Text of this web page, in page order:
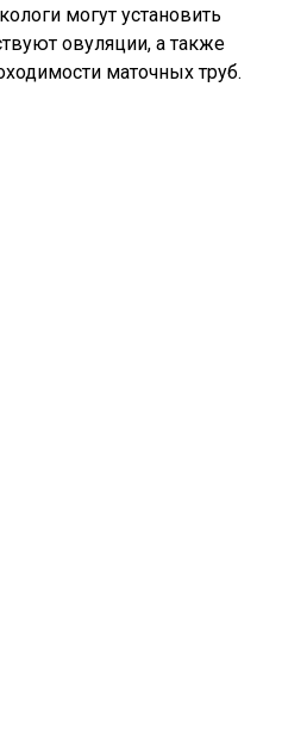
могут установить
овуляции, а также
маточных труб.